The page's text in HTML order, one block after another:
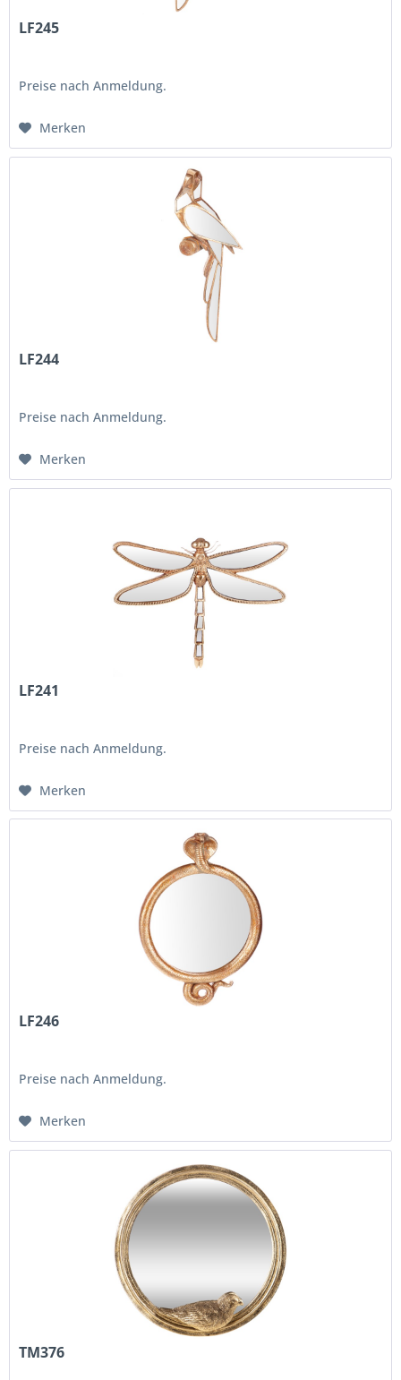
LF245
Preise nach Anmeldung.
Merken
LF244
Preise nach Anmeldung.
Merken
LF241
Preise nach Anmeldung.
Merken
LF246
Preise nach Anmeldung.
Merken
TM376